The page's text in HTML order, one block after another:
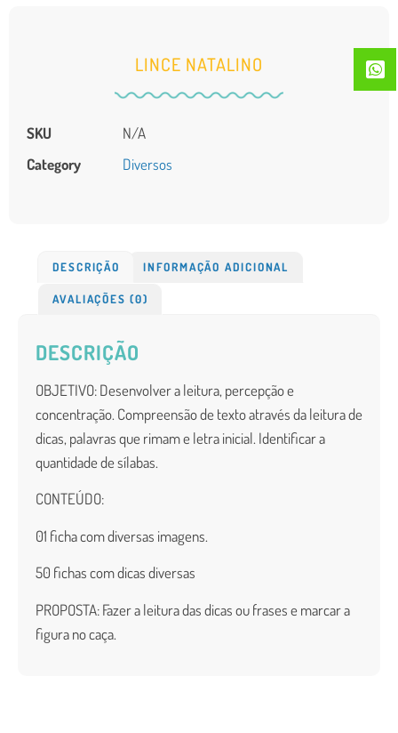
DESCRIÇÃO INFORMAÇÃO ADICIONAL
AVALIAÇÕES (0)
DESCRIÇÃO
OBJETIVO: Desenvolver a leitura, percepção e
concentração. Compreensão de texto através da leitura de
dicas, palavras que rimam e letra inicial. Identificar a
quantidade de sílabas.
CONTEÚDO:
01 ficha com diversas imagens.
50 fichas com dicas diversas
PROPOSTA: Fazer a leitura das dicas ou frases e marcar a
figura no caça.
LINCE NATALINO
SKU
N/A
Category
Diversos